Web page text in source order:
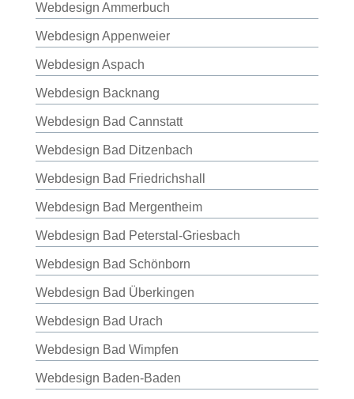
Webdesign Ammerbuch
Webdesign Appenweier
Webdesign Aspach
Webdesign Backnang
Webdesign Bad Cannstatt
Webdesign Bad Ditzenbach
Webdesign Bad Friedrichshall
Webdesign Bad Mergentheim
Webdesign Bad Peterstal-Griesbach
Webdesign Bad Schönborn
Webdesign Bad Überkingen
Webdesign Bad Urach
Webdesign Bad Wimpfen
Webdesign Baden-Baden